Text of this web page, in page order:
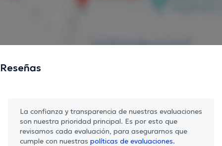
Reseñas
La confianza y transparencia de nuestras evaluaciones
son nuestra prioridad principal. Es por esto que
revisamos cada evaluación, para asegurarnos que
cumple con nuestras políticas de evaluaciones.